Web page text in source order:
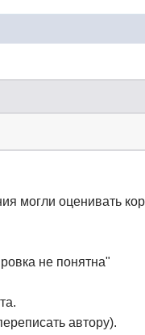
могли оценивать
не понятна"
автору).